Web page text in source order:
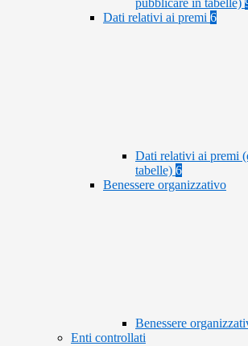
pubblicare in tabelle)
Dati relativi ai premi 6
Dati relativi ai premi
tabelle) 6
Benessere organizzativo
Benessere
Enti controllati